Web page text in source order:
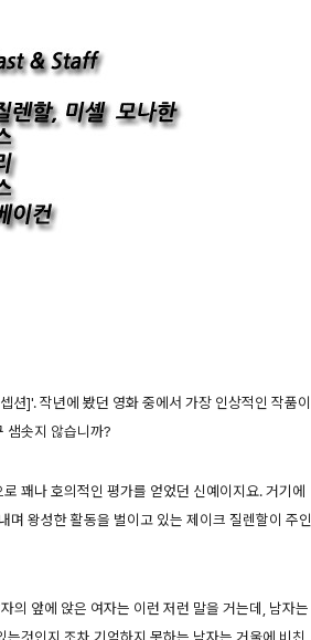
션]'. 작년에 봤던 영화 중에서 가장 인상적인 작품이
샘솟지 않습니까?
꽤나 호의적인 평가를 얻었던 신예이지요. 거기에
왕성한 활동을 벌이고 있는 제이크 질렌할이 주인
의 앞에 앉은 여자는 이런 저런 말을 거는데, 남자는